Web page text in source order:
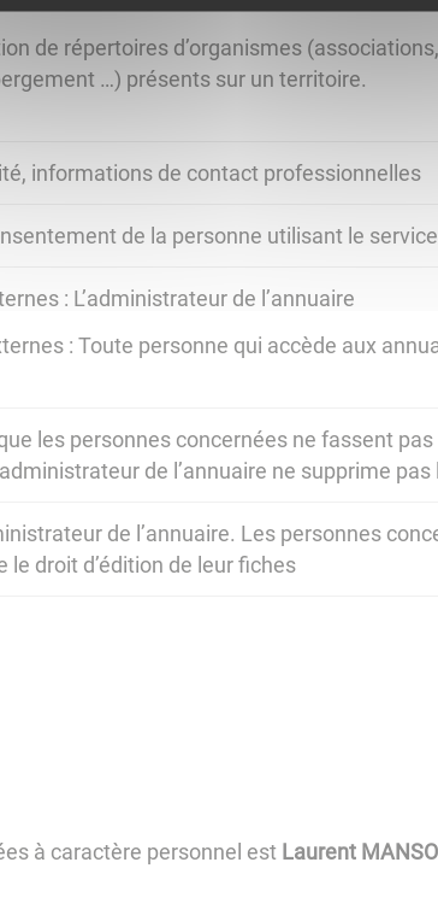
de répertoires d’organismes
…) présents sur un territoire.
informations de contact professionnelles
de la personne utilisant le
: L’administrateur de l’annuaire
: Toute personne qui accède aux
les personnes concernées ne fassent
de l’annuaire ne supprime pas
de l’annuaire. Les personnes
le droit d’édition de leur fiches
à caractère personnel est Laurent